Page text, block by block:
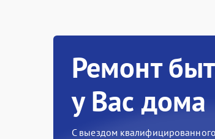
Ремонт
у Вас дома
С выездом